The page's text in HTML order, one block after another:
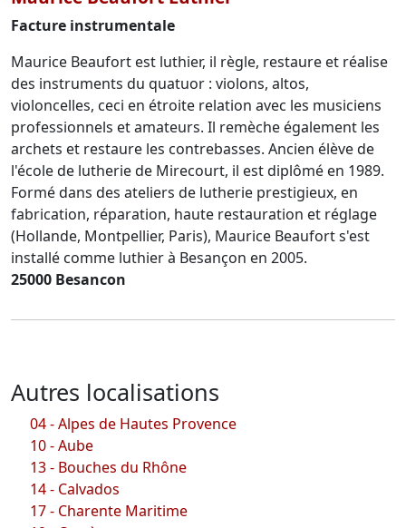
Facture instrumentale
Maurice Beaufort est luthier, il règle, restaure et réalise
des instruments du quatuor : violons, altos,
violoncelles, ceci en étroite relation avec les musiciens
professionnels et amateurs. Il remèche également les
archets et restaure les contrebasses. Ancien élève de
l'école de lutherie de Mirecourt, il est diplômé en 1989.
Formé dans des ateliers de lutherie prestigieux, en
fabrication, réparation, haute restauration et réglage
(Hollande, Montpellier, Paris), Maurice Beaufort s'est
installé comme luthier à Besançon en 2005.
25000 Besancon
Autres localisations
04 - Alpes de Hautes Provence
10 - Aube
13 - Bouches du Rhône
14 - Calvados
17 - Charente Maritime